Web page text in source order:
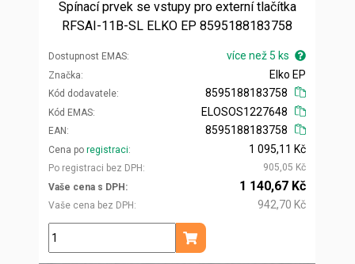
Spínací prvek se vstupy pro externí tlačítka
RFSAI-11B-SL ELKO EP 8595188183758
Dostupnost EMAS více než 5 ks
Značka
Kód dodavatele
Elko EP
8595188183758
Kód EMAS
EAN
ELOSOS1227648
8595188183758
Cena po registraci
Po registraci bez DPH
1 095,11 Kč
905,05 Kč
Vaše cena s DPH
Vaše cena bez DPH
1 140,67 Kč
942,70 Kč
ks
Přidat do košíku